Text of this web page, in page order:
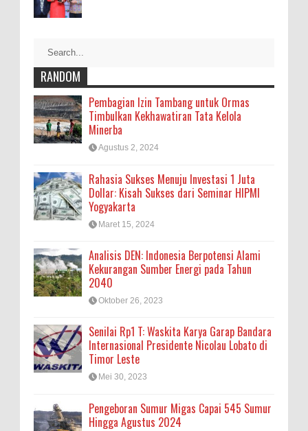
RANDOM
Pembagian Izin Tambang untuk Ormas
Timbulkan Kekhawatiran Tata Kelola
Minerba
Agustus 2, 2024
Rahasia Sukses Menuju Investasi 1 Juta
Dollar: Kisah Sukses dari Seminar HIPMI
Yogyakarta
Maret 15, 2024
Analisis DEN: Indonesia Berpotensi Alami
Kekurangan Sumber Energi pada Tahun
2040
Oktober 26, 2023
Senilai Rp1 T: Waskita Karya Garap Bandara
Internasional Presidente Nicolau Lobato di
Timor Leste
Mei 30, 2023
Pengeboran Sumur Migas Capai 545 Sumur
Hingga Agustus 2024